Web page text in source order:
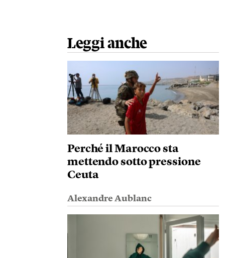
Leggi anche
Perché il Marocco sta
mettendo sotto pressione
Ceuta
Alexandre Aublanc